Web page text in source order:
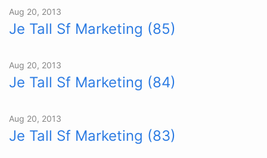
Aug 20, 2013
Je Tall Sf Marketing (85)
Aug 20, 2013
Je Tall Sf Marketing (84)
Aug 20, 2013
Je Tall Sf Marketing (83)